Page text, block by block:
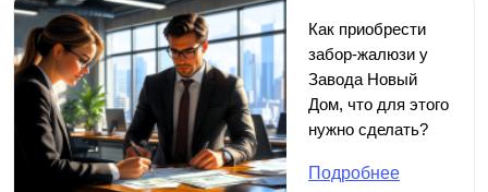
Как приобрести
забор-жалюзи у
Завода Новый
Дом, что для этого
нужно сделать?
Подробнее